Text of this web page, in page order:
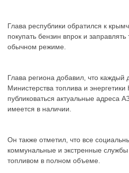
Глава республики обратился к
покупать бензин впрок и
обычном режиме.
Глава региона добавил, что каждый
Министерства топлива и
публиковаться актуальные адреса
имеется в наличии.
Он также отметил, что все
коммунальные и экстренные
топливом в полном объеме.